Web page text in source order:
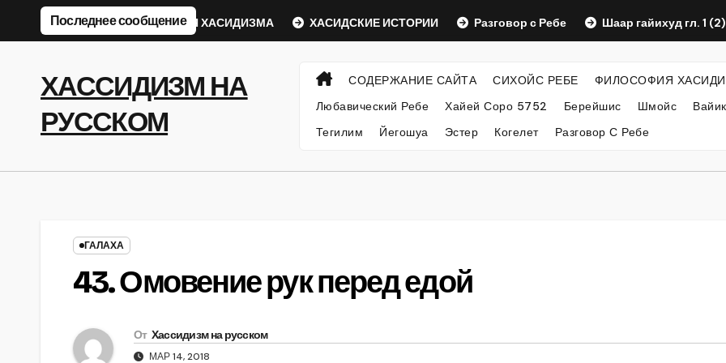
Перейти
Последнее сообщение
ФИЛОСОФИЯ ХАСИДИЗМА ХАСИДСКИЕ ИСТОРИИ Разговор с Ребе Шаар гайихуд гл. 1 (2)
ХАССИДИЗМ НА
РУССКОМ
СОДЕРЖАНИЕ САЙТА СИХОЙС РЕБЕ ФИЛОСОФИЯ
Любавический Ребе
Хайей Соро 5752 Берейшис Шмойс
Тегилим
Йегошуа Эстер Когелет Разговор С Ребе
ГАЛАХА
43. Омовение рук перед едой
От Хассидизм на русском
МАР 14, 2018